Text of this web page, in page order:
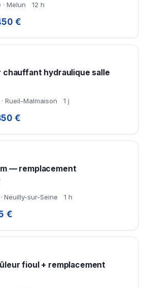
Melun 12 h
€
chauffant hydraulique salle
Rueil-Malmaison 1 j
€
— remplacement
Neuilly-sur-Seine 1 h
€
fioul + remplacement